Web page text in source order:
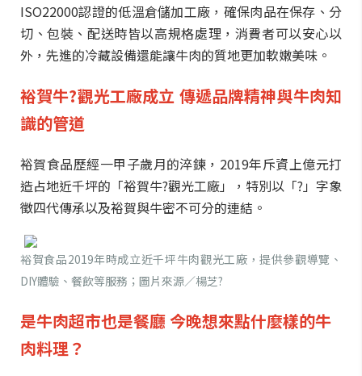
ISO22000認證的低溫倉儲加工廠，確保肉品在保存、分
切、包裝、配送時皆以高規格處理，消費者可以安心以
外，先進的冷藏設備還能讓牛肉的質地更加軟嫩美味。
裕賀牛?觀光工廠成立 傳遞品牌精神與牛肉知
識的管道
裕賀食品歷經一甲子歲月的淬鍊，2019年斥資上億元打
造占地近千坪的「裕賀牛?觀光工廠」，特別以「?」字象
徵四代傳承以及裕賀與牛密不可分的連結。
裕賀食品2019年時成立近千坪牛肉觀光工廠，提供參觀導覽、
DIY體驗、餐飲等服務；圖片來源／楊芝?
是牛肉超市也是餐廳今晚想來點什麼樣的牛
肉料理？